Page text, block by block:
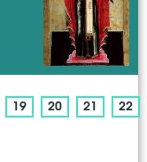
19 20 21 22